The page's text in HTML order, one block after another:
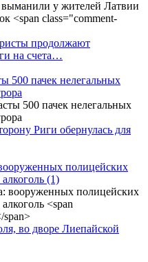
продолжают
на счета…
500 пачек нелегальных
Риги обернулась для
полицейских
(1)
во дворе Лиепайской